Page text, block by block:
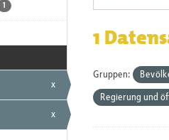
1
x
x
1
Gruppen:
Regierung und